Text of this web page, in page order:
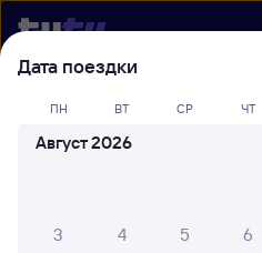
Выберите день,
билеты Салым —
Куда
Дата поездки
ПН ВТ СР ЧТ
Август 2026
3 4 5 6